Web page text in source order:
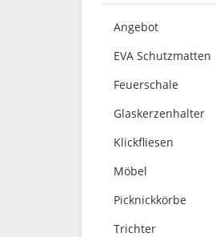
Angebot
EVA Schutzmatten
Feuerschale
Glaskerzenhalter
Klickfliesen
Möbel
Picknickkörbe
Trichter